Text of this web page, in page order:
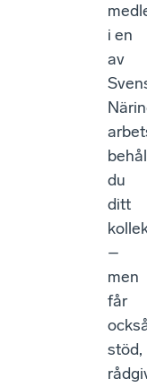
i en
av
du
ditt
–
men
får
stöd,